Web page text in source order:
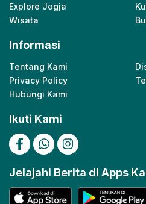
Explore Jogja
Wisata
Informasi
Tentang Kami
Privacy Policy
Hubungi Kami
Ikuti Kami
Jelajahi Berita di Apps